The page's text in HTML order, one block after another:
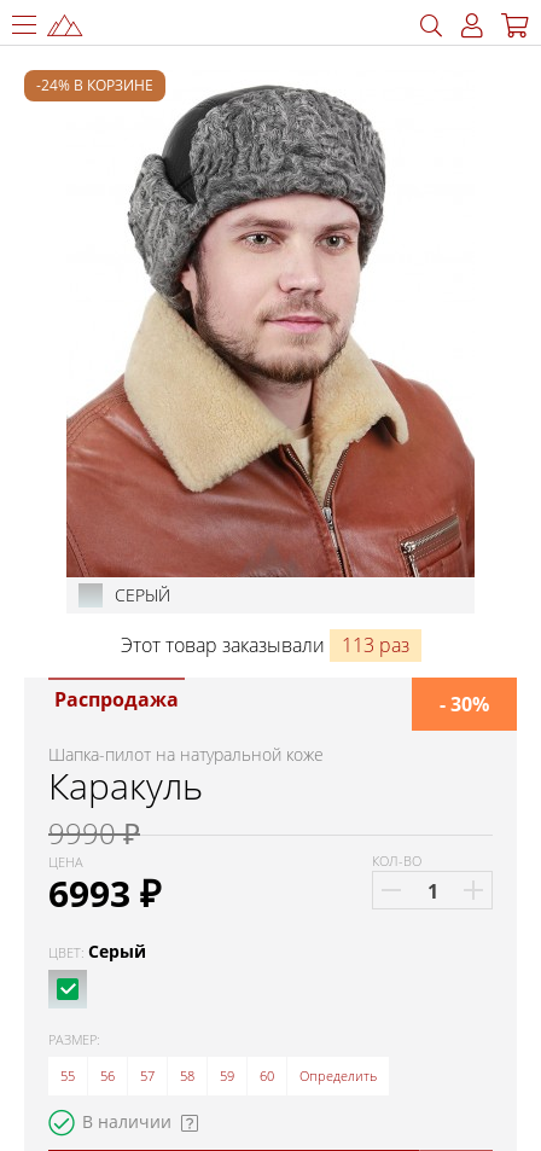
-24% В КОРЗИНЕ
СЕРЫЙ
Этот товар заказывали 113 раз
Распродажа
Шапка-пилот на натуральной коже
Каракуль
9990 ₽
ЦЕНА
6993 ₽
- 30%
КОЛ-ВО
ЦВЕТ: Серый
РАЗМЕР:
55
56 57 58 59 60 Определить
В наличии